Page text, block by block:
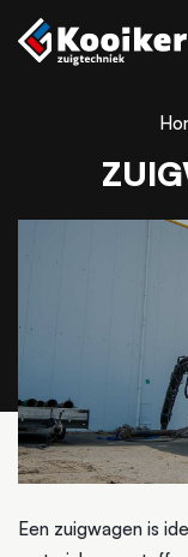
Blaastechniek
Contact
Een zuigwagen is